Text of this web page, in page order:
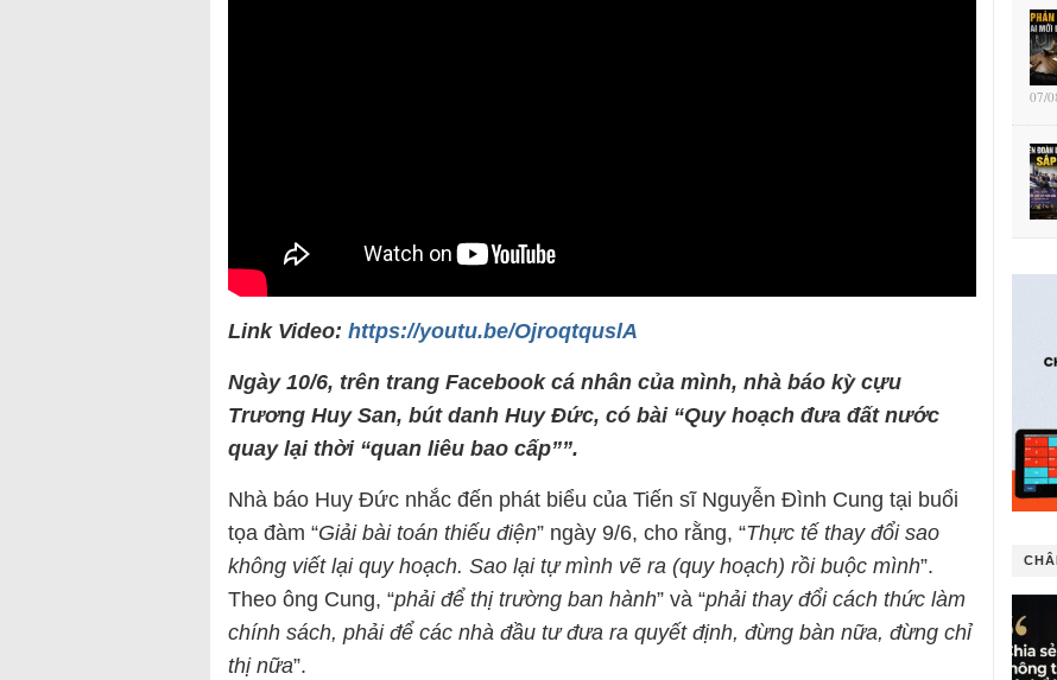
Link Video: https://youtu.be/OjroqtquslA
Ngày 10/6, trên trang Facebook cá nhân của mình, nhà báo kỳ cựu
Trương Huy San, bút danh Huy Đức, có bài “Quy hoạch đưa đất nước
quay lại thời “quan liêu bao cấp””.
Nhà báo Huy Đức nhắc đến phát biểu của Tiến sĩ Nguyễn Đình Cung tại buổi
tọa đàm “Giải bài toán thiếu điện” ngày 9/6, cho rằng, “Thực tế thay đổi sao
không viết lại quy hoạch. Sao lại tự mình vẽ ra (quy hoạch) rồi buộc mình”.
Theo ông Cung, “phải để thị trường ban hành” và “phải thay đổi cách thức làm
chính sách, phải để các nhà đầu tư đưa ra quyết định, đừng bàn nữa, đừng chỉ
thị nữa”.
07/